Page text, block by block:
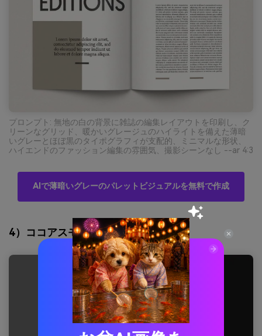
プロンプト: 無地の白の背景に雑誌の編集レイアウトを印刷し、ク
リーンなグリッド、暖かいグレージュのハイライトを備えた薄暗
いグレーとほぼ黒のタイポグラフィが支配的、ミニマルな形状、
ハイエンドのファッション編集の雰囲気、撮影シーンなし --ar 4:3
AIで薄暗いグレーのパレットビジュアルを無料で作成
4）ココアスモーク